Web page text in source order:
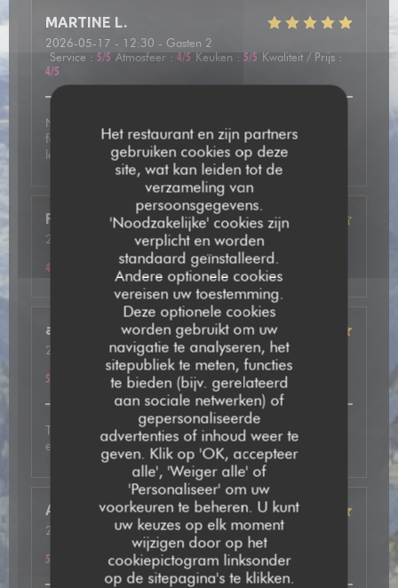
Het restaurant en zijn partners
gebruiken cookies op deze
site, wat kan leiden tot de
verzameling van
persoonsgegevens.
'Noodzakelijke' cookies zijn
verplicht en worden
standaard geïnstalleerd.
Andere optionele cookies
vereisen uw toestemming.
Deze optionele cookies
worden gebruikt om uw
navigatie te analyseren, het
sitepubliek te meten, functies
te bieden (bijv. gerelateerd
aan sociale netwerken) of
gepersonaliseerde
advertenties of inhoud weer te
geven. Klik op 'OK, accepteer
alle', 'Weiger alle' of
'Personaliseer' om uw
voorkeuren te beheren. U kunt
uw keuzes op elk moment
wijzigen door op het
cookiepictogram linksonder
op de sitepagina's te klikken.
MARTINE L
2026-05-17 - 12:30 - Gasten 2
Service : 5/5 Atmosfeer : 4/5 Keuken : 5/5 Kwaliteit / Prijs :
4/5
Nous avons été très bien accueilli et avons pris une
fondue mixte avec des viandes de qualité. En dessert
leurs crêpes étaient vraiment délicieuses.
Frédéric F
2026-05-13
- 20:15 - Gasten 2
Atmosfeer: 4/5 Keuken: 4/5 Kwaliteit / Prijs
4
annie
2026-05-14- 20:00 - Gasten 2
/5 Atmosfeer: 5/5 Keuken: 5/5 Kwaliteit / Prijs
5
Très bon accueil, plat excellent avec de très bonnes
explications. A refaire
Anne
2026-05-12
- 19:30 - Gasten 2
Atmosfeer: 5/5 Keuken: 5/5 Kwaliteit / Prijs
5